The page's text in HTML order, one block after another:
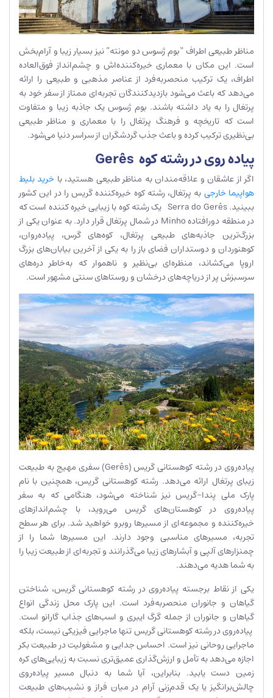
مناظر طبیعی اطراف “بوم ژسوس دو مونته” نیز بسیار زیبا و آرام‌بخش
است. این مکان با معماری خیره‌کننده‌اش و چشم‌انداز فوق‌العاده
اطراف، یک ترکیب منحصربه‌فرد از عناصر مذهبی و طبیعی را ارائه
می‌دهد که باعث می‌شود بازدیدکنندگان تجربه‌ای ممتاز از سفر خود به
پرتغال را به یاد داشته باشند. بوم ژسوس یک جاذبه زیبا و متفاوت
است که تاریخچه و فرهنگ پرتغال را با معماری و مناظر طبیعی
بی‌نظیری ترکیب کرده و باعث جذب گردشگران از سراسر دنیا می‌شود.
پیاده روی در رشته کوه Gerês
اگر از عاشقان و علاقه‌مندان به مناظر طبیعی هستید، با خرید بلیط
هواپیما خارجی به پرتغال، رشته کوه خیره‌کننده گریس را در این کشور
ببینید. Serra do Gerês یک رشته کوه با زیبایی خیره کننده است که
در منطقه دورافتاده Minho در شمال پرتغال قرار دارد. به عنوان یکی از
بزرگ‌ترین جاذبه‌های طبیعی پرتغال، کوه‌های گرس، پیاده‌روان،
کوهنوردان و دوستداران فضای باز را به یکی از آخرین بیابان‌های بزرگ
اروپا می‌کشاند، منظره‌ای بی‌نظیر و ناهموار که به‌خاطر دره‌های
سرسبزش پر از دریاچه‌های درخشان و روستاهای سنتی مشهور است.
پیاده‌روی در رشته کوهستانی گریس (Gerês) سفری مهیج به طبیعت
زیبای پرتغال ارائه می‌دهد. رشته کوهستانی گریس، همچنین با نام
پارک ملی پندا-گریس نیز شناخته می‌شود، هنگامی که به سفر
پیاده‌روی در کوهستان‌های گریس می‌روید، با چشم‌اندازهای
خیره‌کننده و مجموعه‌ای از مسیرها روبرو خواهید شد. برای هر سطح
تجربه، مسیرهای مناسبی وجود دارند. این مسیرها شما را از
چمنزارهای آلپی و آبشارهای زیبا می‌گذرانند و تجربه‌ای از طبیعت زیبا را
به شما هدیه می‌دهند.
یکی از نقاط برجسته پیاده‌روی در رشته کوهستانی گریس، شناختن
گیاهان و جانوران منحصربه‌فرد است. این پارک محل زندگی انواع
گیاهان و جانوران از جمله گرگ ایبری و اسب‌های جذاب گارانو است.
پیاده‌روی در رشته کوهستانی گریس تنها ماجرایی فیزیکی نیست، بلکه
ماجرایی روحانی نیز است. احساس جدایی و مشغولیت در طبیعت بکر
اجازه می‌دهد به تأمل و ارزش‌گذاری عمیق‌تری نسبت به زیبایی‌های کره
زمین دست یابید. بنابراین، آیا شما به دنبال مسیر پیاده‌روی
چالش‌برانگیز یا یک قدم‌زنی آرام در میان فراز و نشیب‌های طبیعت